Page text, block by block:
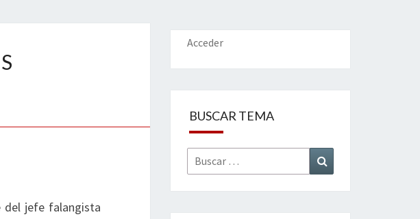
del jefe falangista
Acceder
BUSCAR TEMA
Buscar
por: